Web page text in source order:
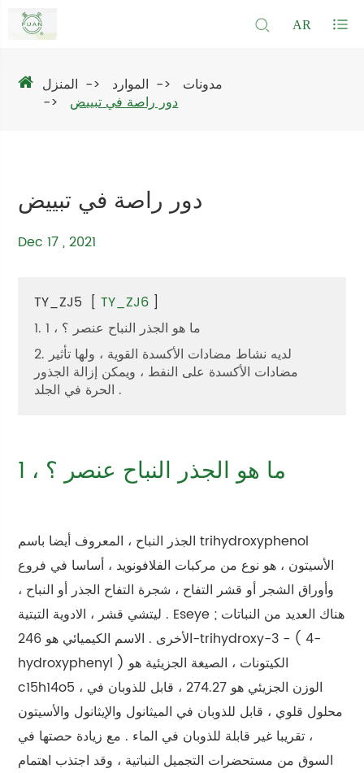
AR
المنزل الموارد
مدونات
دور راصة في تبييض
دور راصة في تبييض
Dec 17 , 2021
TY_ZJ5 [ TY_ZJ6 ]
1. 1 ، ما هو الجذر النباح عنصر ؟
2. لديه نشاط مضادات الأكسدة القوية ، ولها تأثير
مضادات الأكسدة على النفط ، ويمكن إزالة الجذور
الحرة في الجلد .
1 ، ما هو الجذر النباح عنصر ؟
الجذر النباح ، المعروف أيضا باسم trihydroxyphenol
الأسيتون ، هو نوع من مركبات الفلافونويد ، أساسا في فروع
وأوراق الشجر أو قشر التفاح ، شجرة التفاح الجذر أو النباح ،
ليتشي قشر ، الادوية التبتية . Eseye ; هناك العديد من النباتات
الأخرى . الاسم الكيميائي هو 246-trihydroxy-3 - ( 4-
hydroxyphenyl ) الكيتونات ، الصيغة الجزيئية هو
c15h14o5 ، الوزن الجزيئي هو 274.27 ، قابل للذوبان في
محلول قلوي ، قابل للذوبان في الميثانول والإيثانول والأسيتون
، تقريبا غير قابلة للذوبان في الماء . مع زيادة حصتها في
السوق من مستحضرات التجميل النباتية ، وقد اجتذب اهتمام